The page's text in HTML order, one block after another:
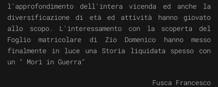
l'approfondimento dell'intera vicenda ed anche la
diversificazione di età ed attività hanno giovato
allo scopo. L'interessamento con la scoperta del
Foglio matricolare di Zio Domenico hanno messo
finalmente in luce una Storia liquidata spesso con
un " Morì in Guerra"
Fusca Francesco